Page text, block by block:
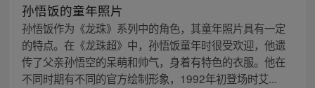
孙悟饭的童年照片
孙悟饭作为《龙珠》系列中的角色，其童年照片具有一定
的特点。在《龙珠超》中，孙悟饭童年时很受欢迎，他遗
传了父亲孙悟空的呆萌和帅气，身着有特色的衣服。他在
不同时期有不同的官方绘制形象，1992年初登场时艾...